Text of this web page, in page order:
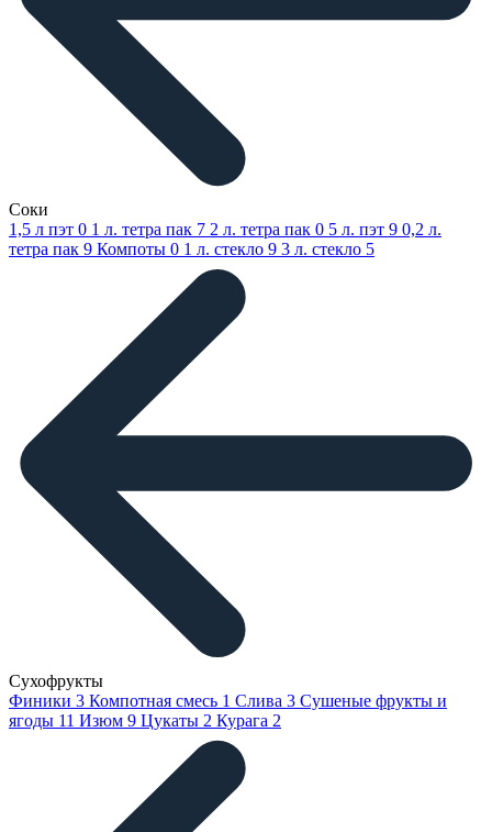
Соки
1,5 л пэт 0 1 л. тетра пак 7 2 л. тетра пак 0 5 л. пэт 9 0,2 л.
тетра пак 9 Компоты 0 1 л. стекло 9 3 л. стекло 5
Сухофрукты
Финики 3 Компотная смесь 1 Слива 3 Сушеные фрукты и
ягоды 11 Изюм 9 Цукаты 2 Курага 2